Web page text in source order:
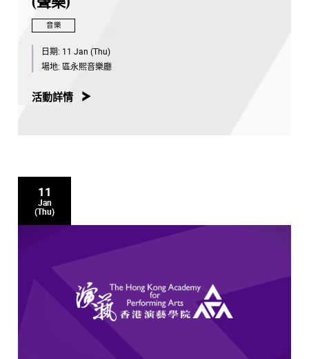
音樂
日期: 11 Jan (Thu)
場地: 區永熙音樂廳
活動詳情
11
Jan
(Thu)